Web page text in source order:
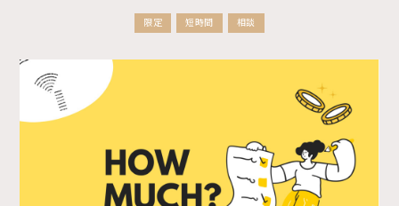
限定 短時間 相談